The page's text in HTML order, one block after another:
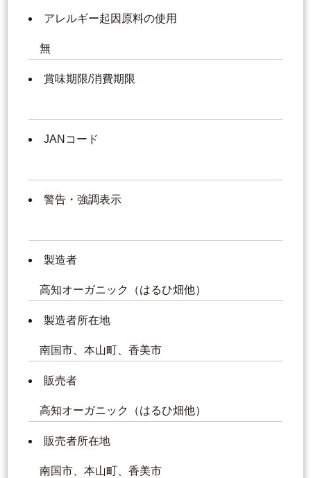
アレルギー起因原料の使用
無
賞味期限/消費期限
JANコード
警告・強調表示
製造者
高知オーガニック（はるひ畑他）
製造者所在地
南国市、本山町、香美市
販売者
高知オーガニック（はるひ畑他）
販売者所在地
南国市、本山町、香美市